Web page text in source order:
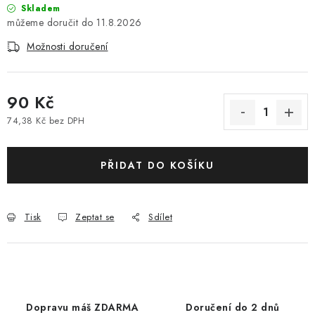
Skladem
11.8.2026
Možnosti doručení
90 Kč
74,38 Kč bez DPH
PŘIDAT DO KOŠÍKU
Tisk Zeptat se Sdílet
Dopravu máš ZDARMA Doručení do 2 dnů